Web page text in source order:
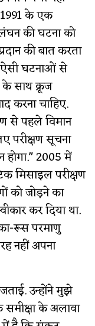
1991 के एक
की घटना को
की बात करता
ऐसी घटनाओं से
साथ क्रूज
करना चाहिए.
से पहले विमान
परीक्षण सूचना
2005 में
मिसाइल परीक्षण
को जोड़ने का
कर दिया था.
रूस परमाणु
नहीं अपना
उन्होंने मुझे
समीक्षा के अलावा